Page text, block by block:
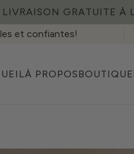
LIVRAISON GRATUITE À
et confiantes!
À PROPOS BOUTIQUE